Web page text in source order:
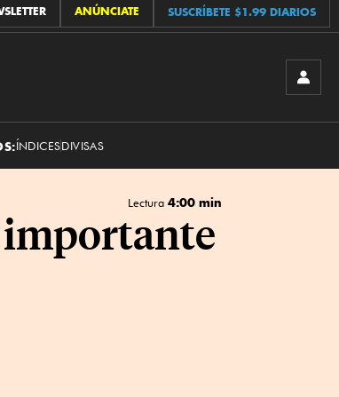
ANÚNCIATE SUSCRÍBETE $1.99 DIARIOS
ÍNDICESDIVISAS
Lectura 4:00 min
importante